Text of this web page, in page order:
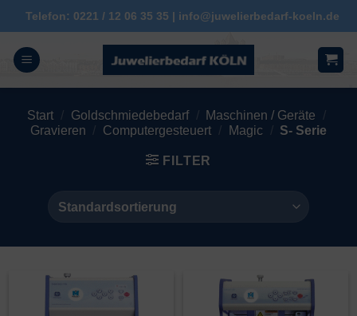
Zum
Inhalt
springen
Telefon: 0221 / 12 06 35 35 | info@juwelierbedarf-koeln.de
Start / Goldschmiedebedarf / Maschinen / Geräte
/
Gravieren / Computergesteuert / Magic / S- Serie
FILTER